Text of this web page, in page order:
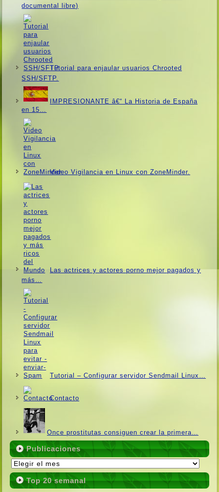
documental libre)
Tutorial para enjaular usuarios Chrooted
SSH/SFTP.
IMPRESIONANTE â€“ La Historia de España
en 15…
Video Vigilancia en Linux con ZoneMinder.
Las actrices y actores porno mejor pagados y
más…
Tutorial – Configurar servidor Sendmail Linux…
Contacto
Once prostitutas consiguen crear la primera…
Publicaciones
Publicaciones
Top 20 semanal